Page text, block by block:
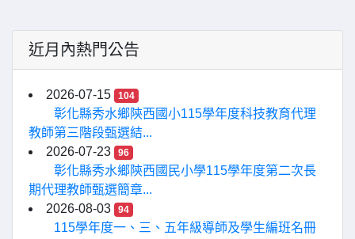
近月內熱門公告
2026-07-15 104
彰化縣秀水鄉陝西國小115學年度科技教育代理
教師第三階段甄選結...
2026-07-23
96
彰化縣秀水鄉陝西國民小學115學年度第二次長
期代理教師甄選簡章...
2026-08-03
94
115學年度一、三、五年級導師及學生編班名冊